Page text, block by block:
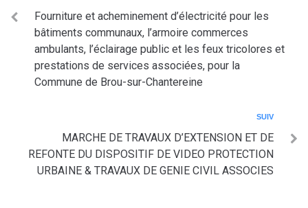
Fourniture et acheminement d’électricité pour les
bâtiments communaux, l’armoire commerces
ambulants, l’éclairage public et les feux tricolores et
prestations de services associées, pour la
Commune de Brou-sur-Chantereine
SUIV
MARCHE DE TRAVAUX D’EXTENSION ET DE
REFONTE DU DISPOSITIF DE VIDEO PROTECTION
URBAINE & TRAVAUX DE GENIE CIVIL ASSOCIES